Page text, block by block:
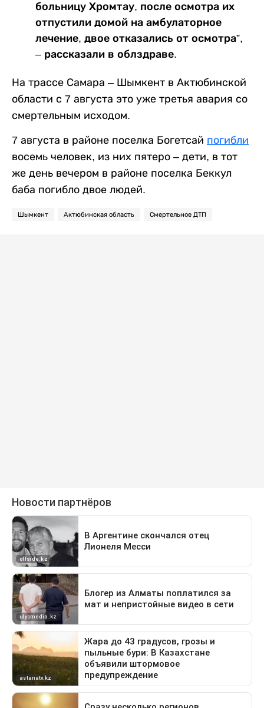
больницу Хромтау, после осмотра их
отпустили домой на амбулаторное
лечение, двое отказались от осмотра”,
– рассказали в облздраве.
На трассе Самара – Шымкент в Актюбинской
области с 7 августа это уже третья авария со
смертельным исходом.
7 августа в районе поселка Богетсай погибли
восемь человек, из них пятеро – дети, в тот
же день вечером в районе поселка Беккул
баба погибло двое людей.
Шымкент Актюбинская область Смертельное ДТП